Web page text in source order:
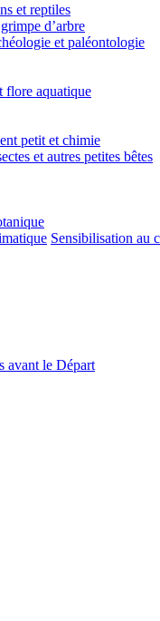
et reptiles
d’arbre
et paléontologie
flore aquatique
petit et chimie
et autres petites bêtes
Sensibilisation au
avant le Départ